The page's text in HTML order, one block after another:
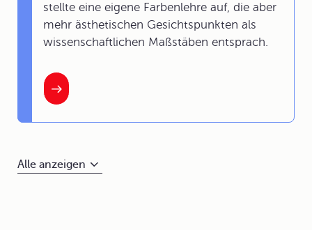
stellte eine eigene Farbenlehre auf, die aber
mehr ästhetischen Gesichtspunkten als
wissenschaftlichen Maßstäben entsprach.
Alle anzeigen